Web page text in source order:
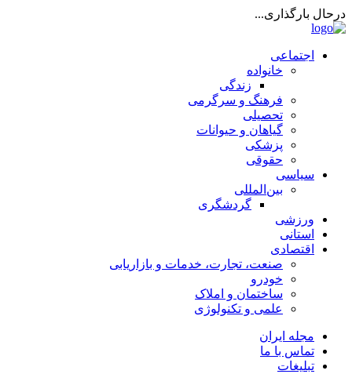
درحال بارگذاری...
اجتماعی
خانواده
زندگی
فرهنگ و سرگرمی
تحصیلی
گیاهان و حیوانات
پزشکی
حقوقی
سیاسی
بین‌المللی
گردشگری
ورزشی
استانی
اقتصادی
صنعت، تجارت، خدمات و بازاریابی
خودرو
ساختمان و املاک
علمی و تکنولوژی
مجله ایران
تماس با ما
تبلیغات